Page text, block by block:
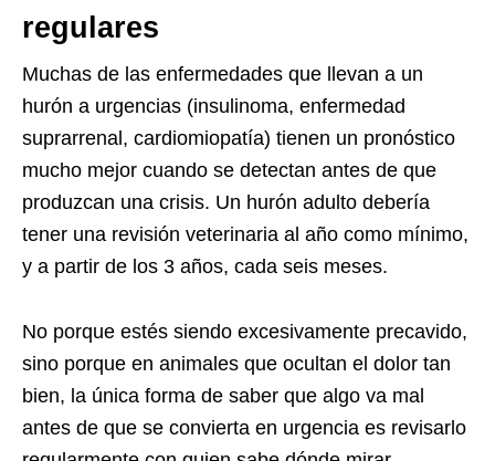
regulares
Muchas de las enfermedades que llevan a un
hurón a urgencias (insulinoma, enfermedad
suprarrenal, cardiomiopatía) tienen un pronóstico
mucho mejor cuando se detectan antes de que
produzcan una crisis. Un hurón adulto debería
tener una revisión veterinaria al año como mínimo,
y a partir de los 3 años, cada seis meses.
No porque estés siendo excesivamente precavido,
sino porque en animales que ocultan el dolor tan
bien, la única forma de saber que algo va mal
antes de que se convierta en urgencia es revisarlo